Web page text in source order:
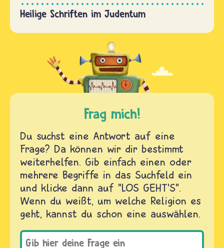
Heilige Schriften im Judentum
Frag mich!
Du suchst eine Antwort auf eine
Frage? Da können wir dir bestimmt
weiterhelfen. Gib einfach einen oder
mehrere Begriffe in das Suchfeld ein
und klicke dann auf "LOS GEHT'S".
Wenn du weißt, um welche Religion es
geht, kannst du schon eine auswählen.